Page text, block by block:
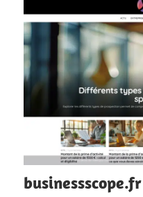
businessscope.fr